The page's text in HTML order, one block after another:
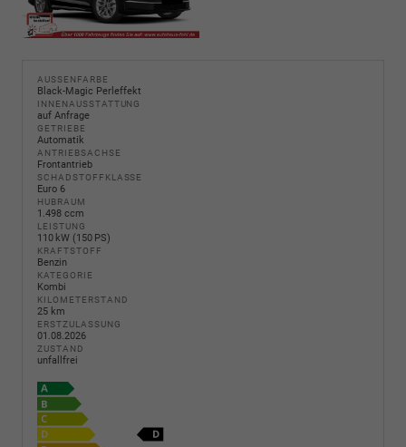
AUSSENFARBE
Black-Magic Perleffekt
INNENAUSSTATTUNG
auf Anfrage
GETRIEBE
Automatik
ANTRIEBSACHSE
Frontantrieb
SCHADSTOFFKLASSE
Euro 6
HUBRAUM
1.498 ccm
LEISTUNG
110 kW (150 PS)
KRAFTSTOFF
Benzin
KATEGORIE
Kombi
KILOMETERSTAND
25 km
ERSTZULASSUNG
01.08.2026
ZUSTAND
unfallfrei